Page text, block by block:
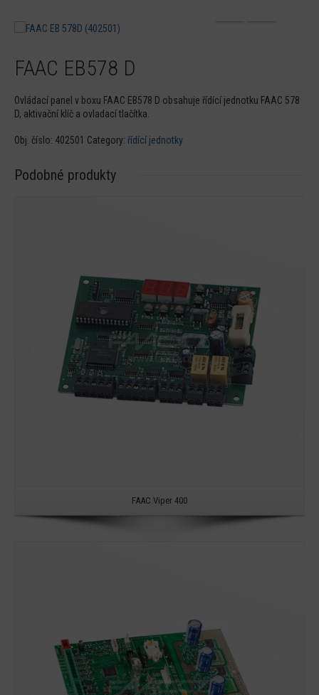
FAAC EB578 D
Ovládací panel v boxu FAAC EB578 D obsahuje řídící jednotku FAAC 578
D, aktivační klíč a ovladací tlačítka.
Obj. číslo: 402501 Category: řídící jednotky
Podobné produkty
FAAC Viper 400